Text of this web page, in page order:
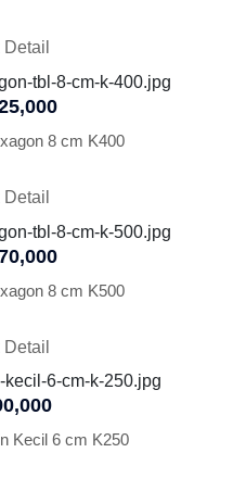
Detail
8 cm K400
Detail
8 cm K500
Detail
Kecil 6 cm K250